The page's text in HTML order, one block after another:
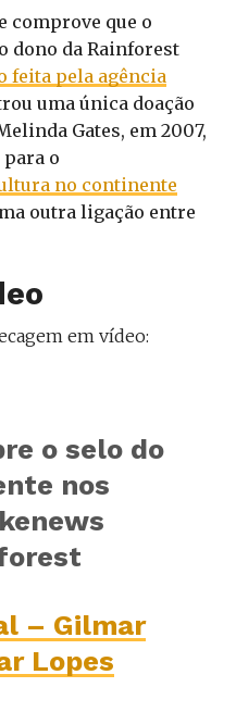
comprove que o
dono da Rainforest
feita pela agência
uma única doação
Gates, em 2007,
o
no continente
outra ligação entre
em vídeo:
o selo do
nos
– Gilmar
Lopes